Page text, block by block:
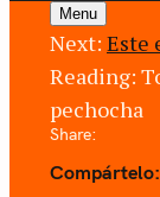
Menu
Next: Este
Reading:
pechocha
Share:
Compártelo: